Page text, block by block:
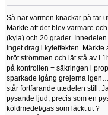
Så när värmen knackar på tar
Märkte att det blev varmare
(kyla) och 20 grader.
inget drag i kyleffekten. Märkte
bröt strömmen och lät stå av i
på kontrollen = säkringen i
sparkade igång grejerna
står fortfarande utedelen still.
pysande ljud, precis som en
köldmedel/gas som läckt ut ?